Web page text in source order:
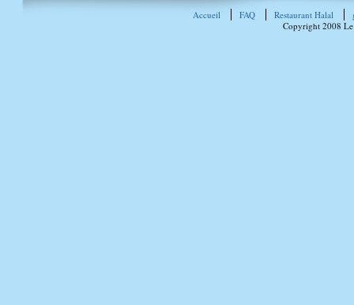
Accueil FAQ Restaurant Halal
Copyright 2008